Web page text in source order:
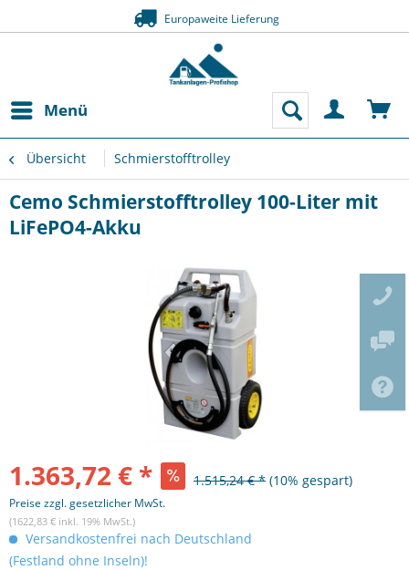
Europaweite Lieferung
Menü
Übersicht Schmierstofftrolley
Cemo Schmierstofftrolley 100-Liter mit
LiFePO4-Akku
1.363,72 € * 1.515,24 € * (10% gespart)
Preise zzgl. gesetzlicher MwSt.
(1622,83 € inkl. 19% MwSt.)
Versandkostenfrei nach Deutschland
(Festland ohne Inseln)!